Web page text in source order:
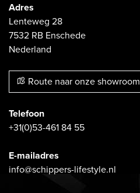
Adres
Lenteweg 28
7532 RB Enschede
Nederland
Route naar onze showroom
Telefoon
+31(0)53-461 84 55
E-mailadres
info@schippers-lifestyle.nl